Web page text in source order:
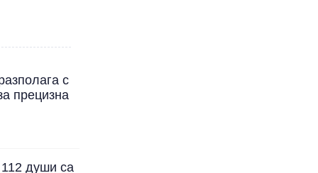
с
прецизна
души са